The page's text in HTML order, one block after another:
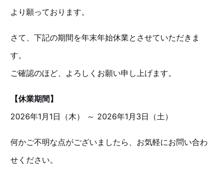
より願っております。
さて、下記の期間を年末年始休業とさせていただきま
す。
ご確認のほど、よろしくお願い申し上げます。
【休業期間】
2026年1月1日（木） ～ 2026年1月3日（土）
何かご不明な点がございましたら、お気軽にお問い合わ
せください。